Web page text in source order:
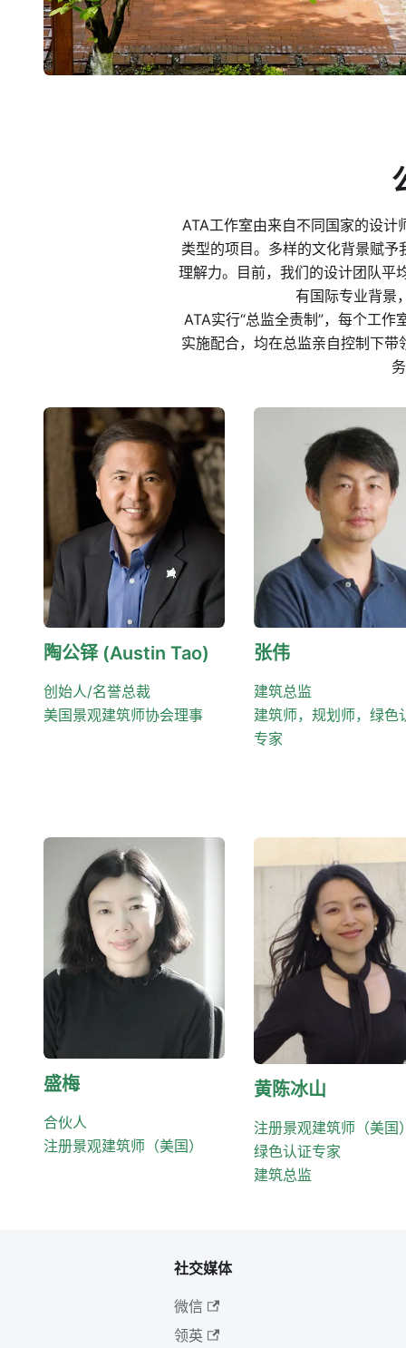
ATA工作室由来自不同国家的设
类型的项目。多样的文化背景赋
理解力。目前，我们的设计团队平
有国际专业背景
ATA实行“总监全责制”，每个工
实施配合，均在总监亲自控制下
陶公铎 (Austin Tao)
创始人/名誉总裁
美国景观建筑师协会理事
张伟
建筑总监
建筑师，规划师，绿色
专家
盛梅
合伙人
注册景观建筑师（美国）
黄陈冰山
注册景观建筑师（美国
绿色认证专家
建筑总监
社交媒体
微信
领英